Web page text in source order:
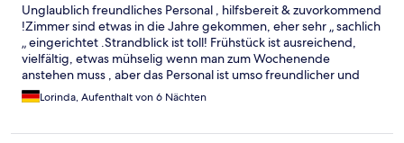
Unglaublich freundliches Personal , hilfsbereit & zuvorkommend
!Zimmer sind etwas in die Jahre gekommen, eher sehr „ sachlich
„ eingerichtet .Strandblick ist toll! Frühstück ist ausreichend,
vielfältig, etwas mühselig wenn man zum Wochenende
anstehen muss , aber das Personal ist umso freundlicher und
hilfsbereiter !
Lorinda, Aufenthalt von 6 Nächten